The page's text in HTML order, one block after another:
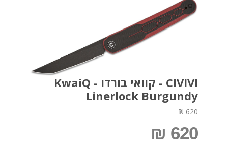
CIVIVI - קוואי בורדו - KwaiQ
Linerlock Burgundy
620 ₪
620 ₪